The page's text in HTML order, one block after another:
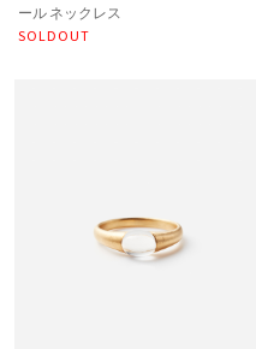
ール ネックレス
SOLDOUT